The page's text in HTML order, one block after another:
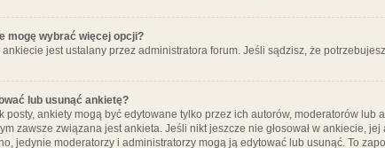
mogę wybrać więcej opcji?
ankiecie jest ustalany przez administratora forum. Jeśli sądzisz, że
lub usunąć ankietę?
posty, ankiety mogą być edytowane tylko przez ich autorów, moderatorów
zawsze związana jest ankieta. Jeśli nikt jeszcze nie głosował w ankiecie,
jedynie moderatorzy i administratorzy mogą ją edytować lub usunąć. To